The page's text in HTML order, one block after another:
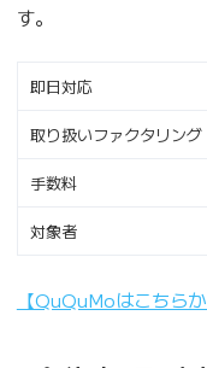
す。
即日対応
取り扱いファクタリング
手数料
対象者
【QuQuMoはこちらか